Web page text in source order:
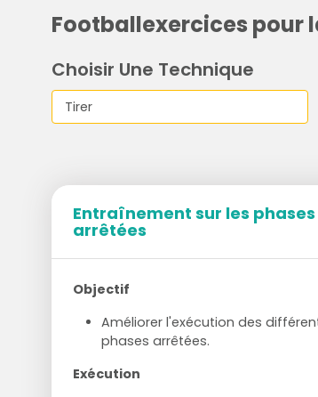
Footballexercices pour
Choisir Une Technique
Entraînement sur les phases
arrêtées
Objectif
Améliorer l'exécution des
phases arrêtées.
Exécution